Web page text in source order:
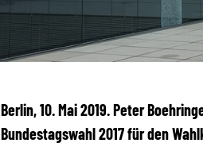
Berlin, 10. Mai 2019. Peter
Bundestagswahl 2017 für den